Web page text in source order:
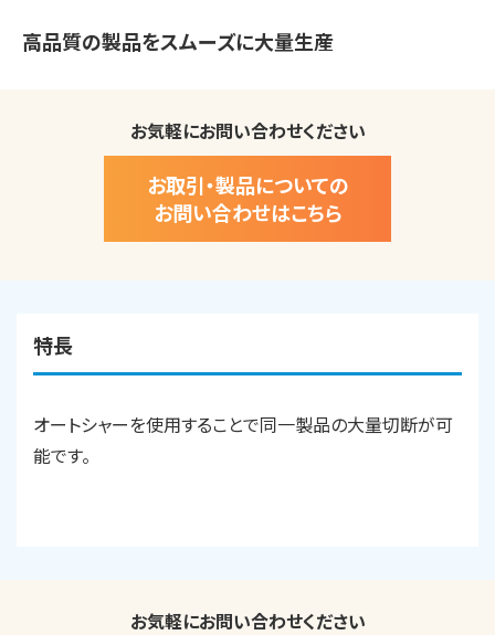
高品質の製品をスムーズに大量生産
お気軽にお問い合わせください
お取引・製品についての
お問い合わせはこちら
特長
オートシャーを使用することで同一製品の大量切断が可
能です。
お気軽にお問い合わせください